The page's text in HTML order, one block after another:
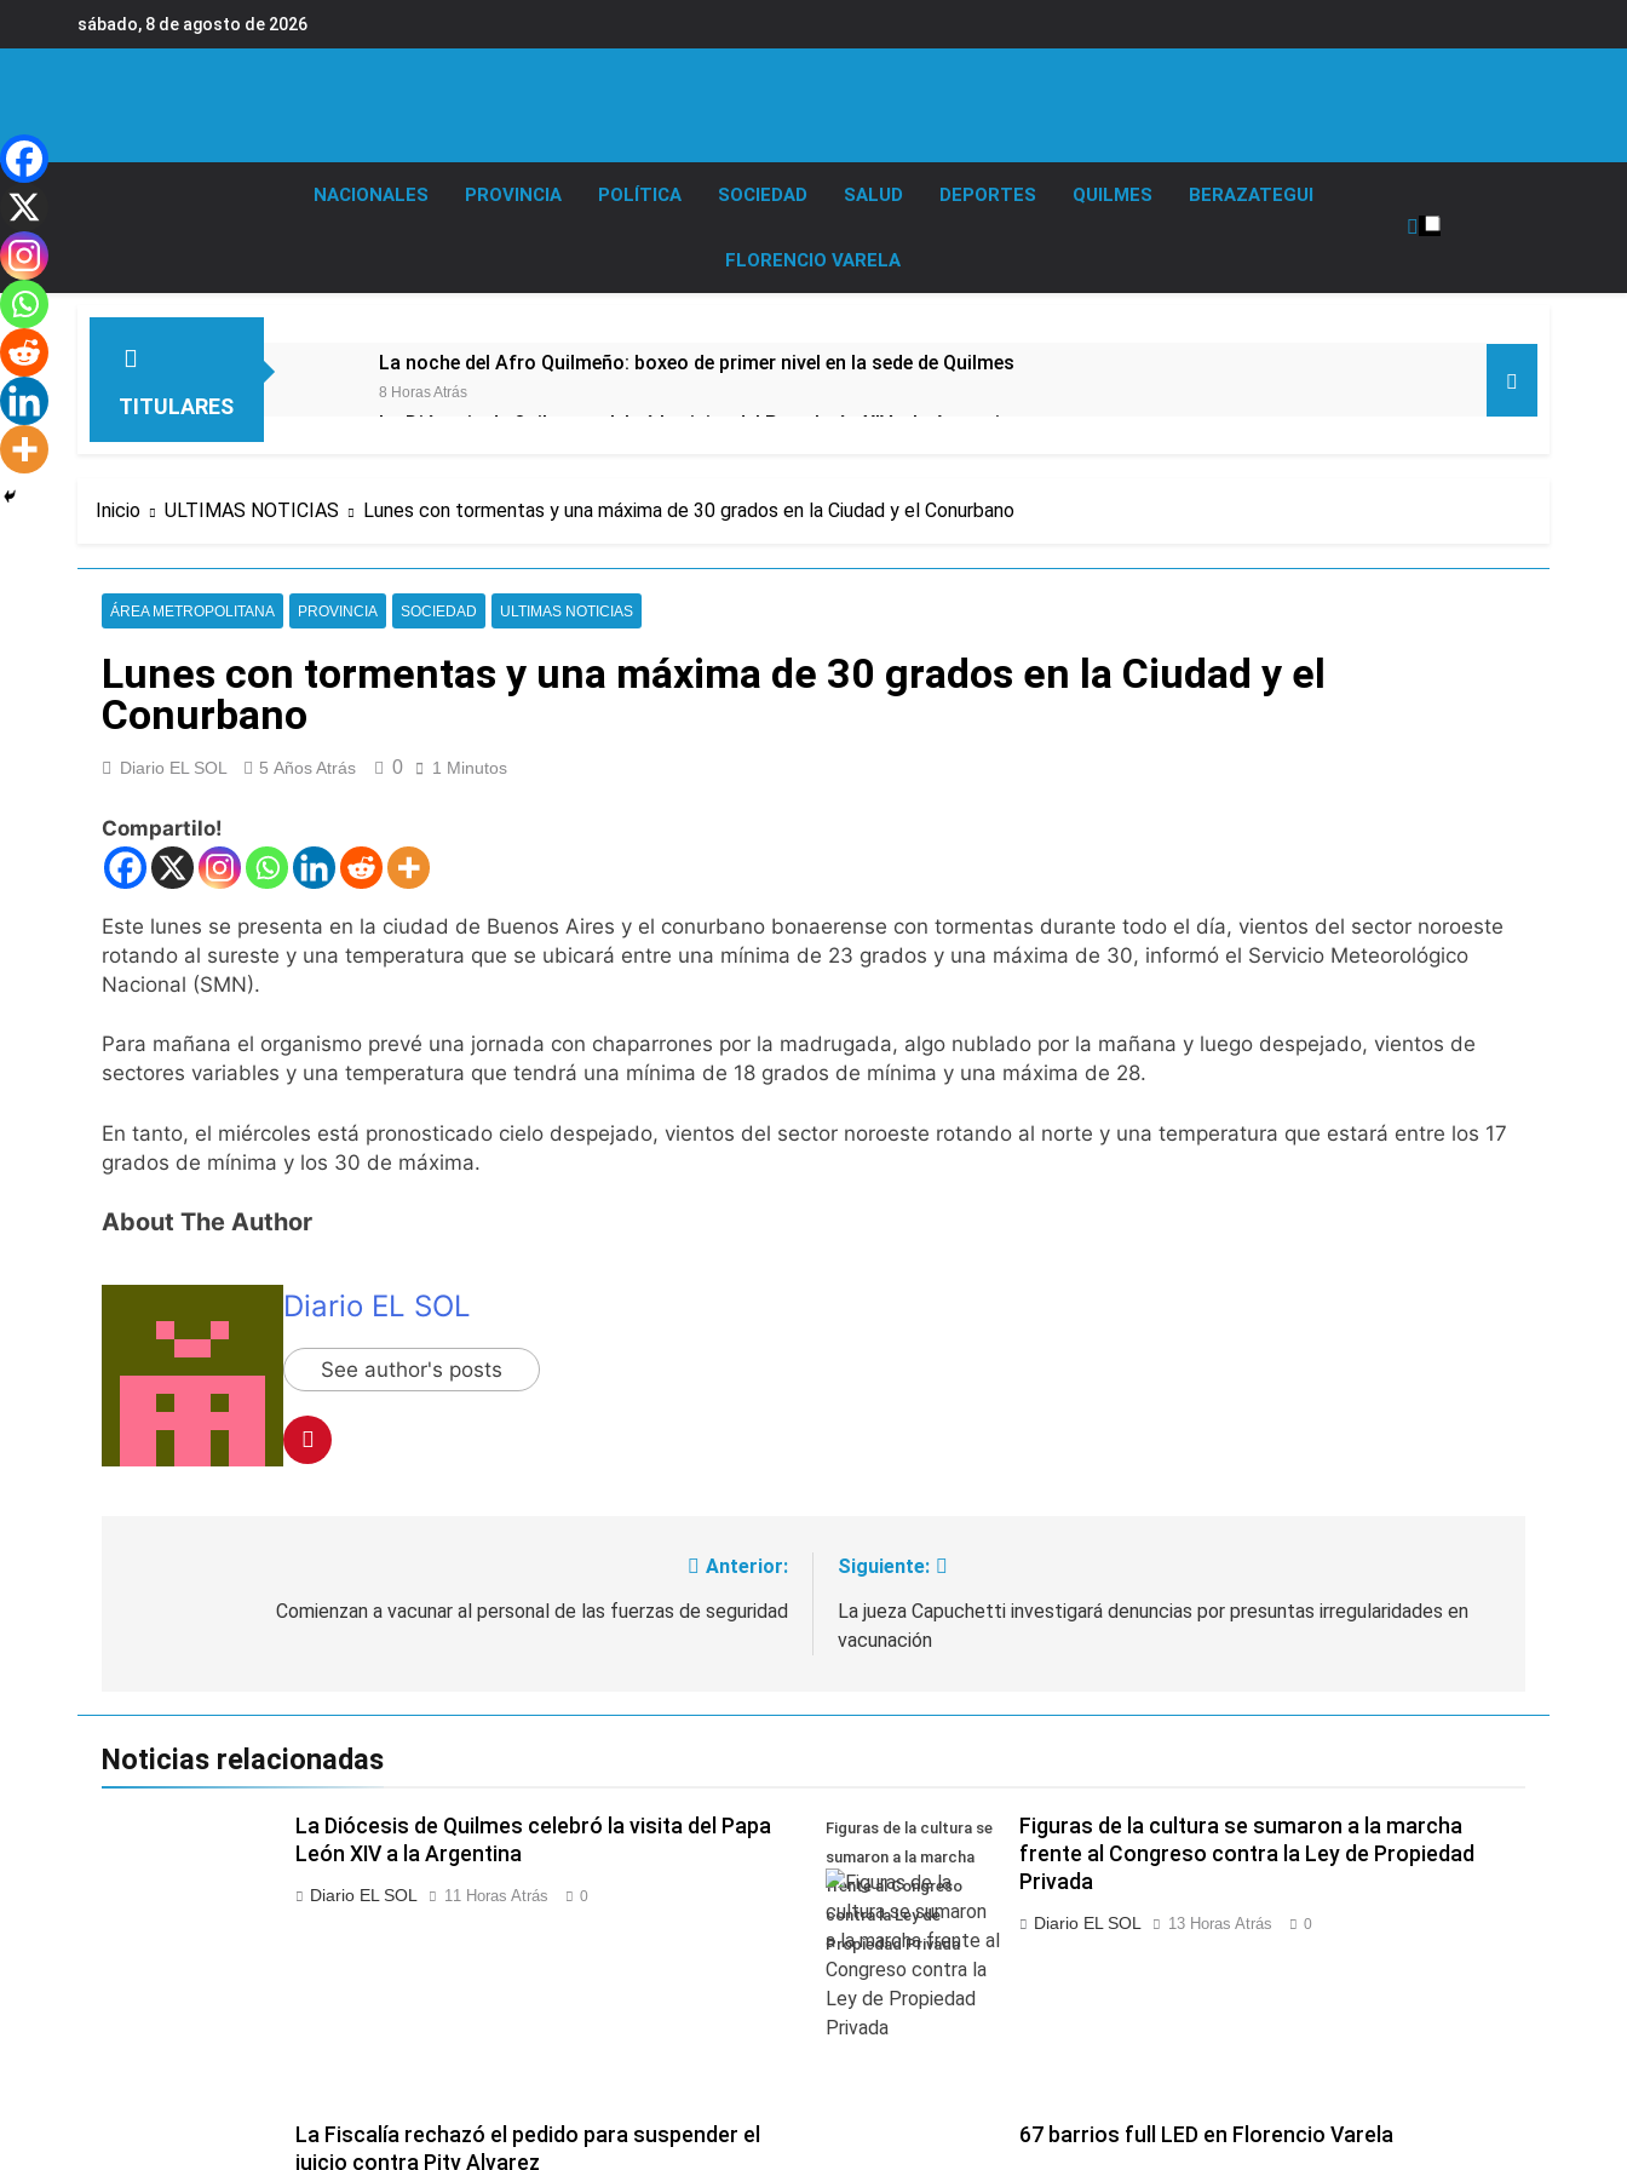
sábado, 8 de agosto de 2026
NACIONALES PROVINCIA POLÍTICA SOCIEDAD SALUD DEPORTES QUILMES BERAZATEGUI
FLORENCIO VARELA
TITULARES
La noche del Afro Quilmeño: boxeo de primer nivel en la sede de Quilmes
8 Horas Atrás
La Diócesis de Quilmes celebró la visita del Papa León XIV a la Argentina
13 Horas Atrás
de los 450 puntos
14 Horas Atrás
Jorge Macri condenó los disturbios frente al Congreso y calificó a los responsables como «delincuentes anarquistas»
Día Internacional de la Cerveza: los tres secretos para servirla correctamente
16 Horas Atrás
El Senado aprobó la ley de propiedad privada, pero el Gobierno debió eliminar otro capítulo
Incidentes frente al Congreso durante la protesta contra la Ley de Propiedad Privada: hubo detenidos y
enfrentamientos
1 Día Atrás
67 barrios full LED en Florencio Varela
El temporal se despide del AMBA: cuándo dejará de llover y llega una ola de frío con mínimas cercanas a 1°C
1 Día Atrás
Candela Arizaga confirmó que tuvo un «brote psicótico» por consumo con Facundo Moyano
La Libertad Avanza consiguió la mayoría y rechazó el pedido del peronismo de girar el proyecto a comisión
La Línea 148 pasó a ser operada por La Central de Vicente López
Inicio ULTIMAS NOTICIAS Lunes con tormentas y una máxima de 30 grados en la Ciudad y el Conurbano
ÁREA METROPOLITANA PROVINCIA SOCIEDAD ULTIMAS NOTICIAS
Lunes con tormentas y una máxima de 30 grados en la Ciudad y el
Conurbano
Diario EL SOL 5 Años Atrás 0 1 Minutos
Compartilo!
Este lunes se presenta en la ciudad de Buenos Aires y el conurbano bonaerense con tormentas durante todo el día, vientos del sector noroeste
rotando al sureste y una temperatura que se ubicará entre una mínima de 23 grados y una máxima de 30, informó el Servicio Meteorológico
Nacional (SMN).
Para mañana el organismo prevé una jornada con chaparrones por la madrugada, algo nublado por la mañana y luego despejado, vientos de
sectores variables y una temperatura que tendrá una mínima de 18 grados de mínima y una máxima de 28.
En tanto, el miércoles está pronosticado cielo despejado, vientos del sector noroeste rotando al norte y una temperatura que estará entre los 17
grados de mínima y los 30 de máxima.
About The Author
Diario EL SOL
See author's posts
Anterior:
Comienzan a vacunar al personal de las fuerzas de seguridad
Siguiente:
La jueza Capuchetti investigará denuncias por presuntas irregularidades en
vacunación
Noticias relacionadas
La Diócesis de Quilmes celebró la visita del Papa
León XIV a la Argentina
Diario EL SOL 11 Horas Atrás 0
Figuras de la cultura se
sumaron a la marcha
frente al Congreso
contra la Ley de
Propiedad Privada
Figuras de la cultura se sumaron a la marcha
frente al Congreso contra la Ley de Propiedad
Privada
Diario EL SOL 13 Horas Atrás 0
La Fiscalía rechazó el pedido para suspender el
juicio contra Pity Alvarez
67 barrios full LED en Florencio Varela